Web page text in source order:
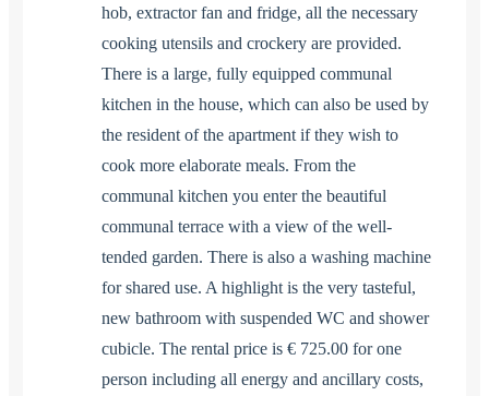
hob, extractor fan and fridge, all the necessary
cooking utensils and crockery are provided.
There is a large, fully equipped communal
kitchen in the house, which can also be used by
the resident of the apartment if they wish to
cook more elaborate meals. From the
communal kitchen you enter the beautiful
communal terrace with a view of the well-
tended garden. There is also a washing machine
for shared use. A highlight is the very tasteful,
new bathroom with suspended WC and shower
cubicle. The rental price is € 725.00 for one
person including all energy and ancillary costs,